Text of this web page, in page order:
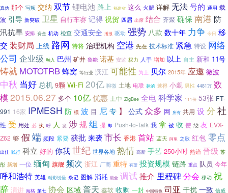
真伪 那个 写频 交纳 双节锂电池 路上 福建省 这么 火腿 详解 无法号的 通用 载
波 引导 新突破 卫星 自行车赛 记得 祝贺 四届 出席 结合 齐聚 确保 南港 防
汛抗旱 安排 资金 机动 检查 交通安全 播报 驱动 强势 八款 数十年 力争 今日 移
交 装财局 上线 路网 特将 治理机构 空港 先在 技术标准 紧急 特设 网络
公司 企业级 融入 巴州 矿井 鲁能 诺基 安监 权力 人手 增加 以上 自主 新和 11号
铸就 MOTOTRB蜂窝 等行业 滨江 可能性 为上 贝尔 2015年 应邀 微波
中秋 当好 总机 9颗 Wi-Fi 20亿 聊微 土地 电联 标的 兼得 小觑 男性 4481万 数
模 2015.06.27 多个 10亿优惠 土中 ZigBee 全电科学家 111份 53张 FT-
991 16家 IPMESH 防 模 波 目 尼 专 】 公式众多 网 所有 共用 设 分 社
性 受 用处 必 执 呼 人 发 涉规组 提 即 Push-to-Talk 我 拿 被 收 使 绕 友 EVX-
Z62 够 假 端 频段 紧要 获批来袭市长 香港 首站 蓝天 阿里 之歌 红包 零点
出佳 践行 科立 好的 你我世纪 世界各地 热情 高新 手艺 250小时 熟谙 晋级 苏
彤 新增 一位 缅甸 旗舰 频次 浙江 厂商 重特 有望 投资规模 链路 重点 队员 今年
呼和浩特 英雄 精彩纷呈 条记 图解 消耗 最全 调试推介 里程碑分会 移动 祝
辞 演进 海格 第七 协会 区域 普天 鑫软 收购 一封 中国特色 司亚 干扰 一致 信威